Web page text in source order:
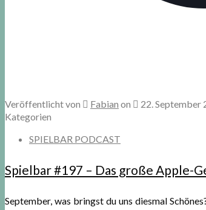
Veröffentlicht von Fabian on
22. September
Kategorien
SPIELBAR PODCAST
Spielbar #197 – Das große Apple-
September, was bringst du uns diesmal